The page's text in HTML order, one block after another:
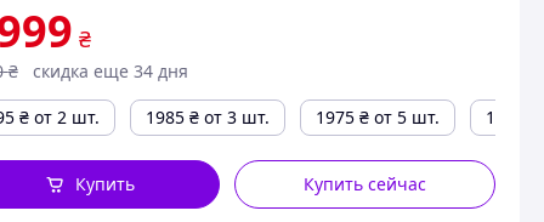
₴
₴
скидка еще 34 дня
₴ от 2 шт. 1985 ₴ от 3 шт. 1975 ₴ от 5 шт. 1965
Купить сейчас
Купить